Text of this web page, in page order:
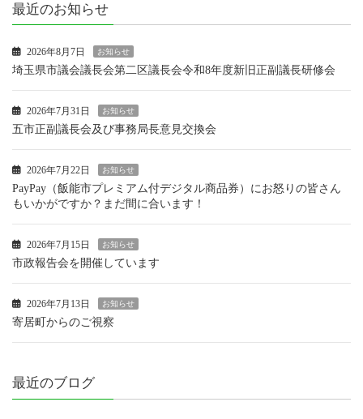
最近のお知らせ
2026年8月7日 お知らせ
埼玉県市議会議長会第二区議長会令和8年度新旧正副議長研修会
2026年7月31日 お知らせ
五市正副議長会及び事務局長意見交換会
2026年7月22日 お知らせ
PayPay（飯能市プレミアム付デジタル商品券）にお怒りの皆さん
もいかがですか？まだ間に合います！
2026年7月15日 お知らせ
市政報告会を開催しています
2026年7月13日 お知らせ
寄居町からのご視察
最近のブログ